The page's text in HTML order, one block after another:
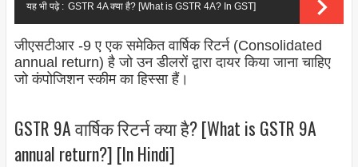
यह भी पढ़े : GSTR 4A क्या है? [What is GSTR 4A? In GST]
जीएसटीआर -9 ए एक समेकित वार्षिक रिटर्न (Consolidated
annual return) है जो उन डीलरों द्वारा दायर किया जाना चाहिए
जो कंपोजिशन स्कीम का हिस्सा हैं।
GSTR 9A वार्षिक रिटर्न क्या है? [What is GSTR 9A
annual return?] [In Hindi]